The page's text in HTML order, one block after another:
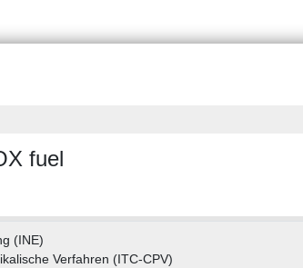
fuel
(INE)
Verfahren (ITC-CPV)